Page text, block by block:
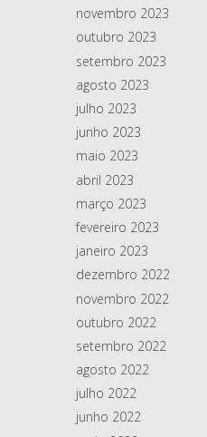
novembro 2023
outubro 2023
setembro 2023
agosto 2023
julho 2023
junho 2023
maio 2023
abril 2023
março 2023
fevereiro 2023
janeiro 2023
dezembro 2022
novembro 2022
outubro 2022
setembro 2022
agosto 2022
julho 2022
junho 2022